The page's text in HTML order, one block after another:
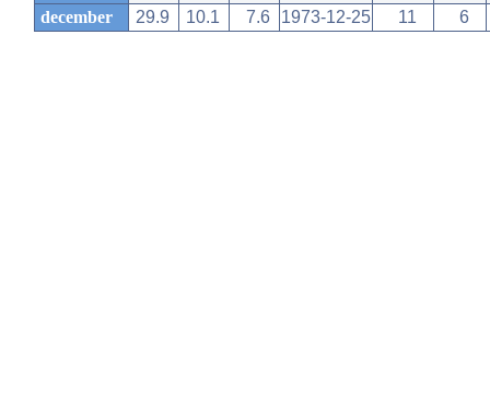
december
29.9 10.1 7.6 1973-12-25 11 6